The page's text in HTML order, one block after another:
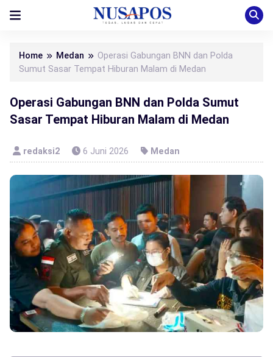
Home Medan
Operasi Gabungan BNN dan Polda
Sumut Sasar Tempat Hiburan Malam di Medan
Operasi Gabungan BNN dan Polda Sumut
Sasar Tempat Hiburan Malam di Medan
redaksi2 6 Juni 2026 Medan